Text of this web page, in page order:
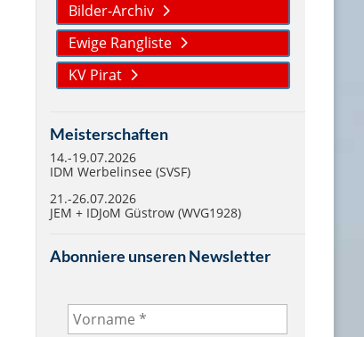
Bilder-Archiv
Ewige Rangliste
KV Pirat
Meisterschaften
14.-19.07.2026
IDM Werbelinsee (SVSF)
21.-26.07.2026
JEM + IDJoM Güstrow (WVG1928)
Abonniere unseren Newsletter